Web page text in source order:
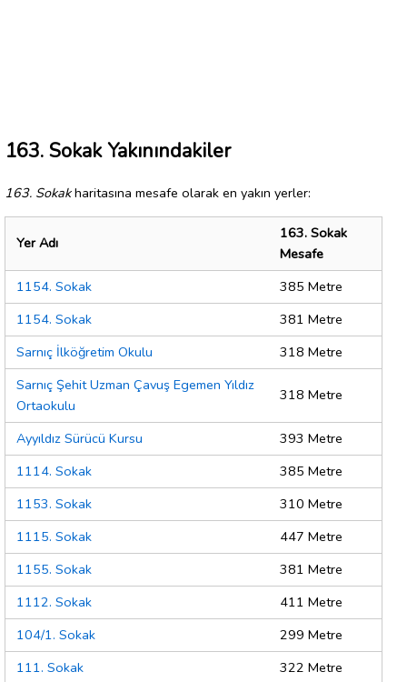
163. Sokak Yakınındakiler
163. Sokakharitasına mesafe olarak en yakın yerler:
Yer Adı
163. Sokak
Mesafe
1154. Sokak
385 Metre
1154. Sokak
381 Metre
Sarnıç İlköğretim Okulu
318 Metre
Sarnıç Şehit Uzman Çavuş Egemen Yıldız
Ortaokulu
318 Metre
Ayyıldız Sürücü Kursu
393 Metre
1114. Sokak
385 Metre
1153. Sokak
310 Metre
1115. Sokak
447 Metre
1155. Sokak
381 Metre
1112. Sokak
411 Metre
104/1. Sokak
299 Metre
111. Sokak
322 Metre